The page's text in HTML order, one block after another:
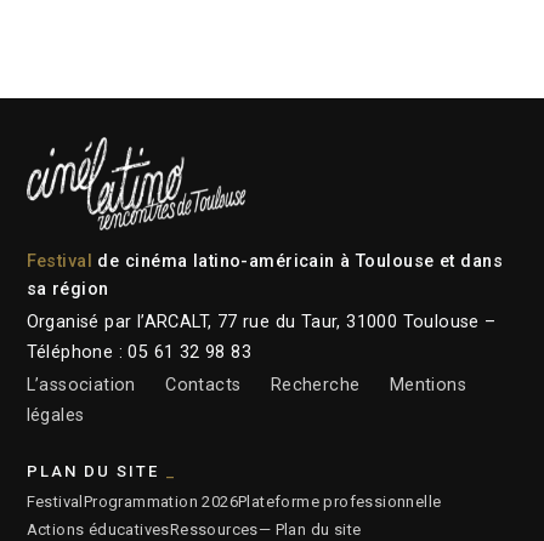
Festival
de cinéma latino-américain à Toulouse et dans
sa région
Organisé par l’ARCALT, 77 rue du Taur, 31000 Toulouse –
Téléphone : 05 61 32 98 83
L’association
Contacts Recherche
Mentions
légales
PLAN DU SITE
Festival Programmation 2026Plateforme professionnelle
Actions éducativesRessources— Plan du site